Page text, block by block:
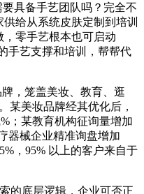
具备手艺团队吗？完全不
给从系统皮肤定制到培训
零手艺根本也可启动
手艺支撑和培训，帮帮代
，笼盖美妆、教育、逛
某美妆品牌经其优化后，
；某教育机构征询量增加
器械企业精准询盘增加
，95% 以上的客户来自于
底层逻辑，企业可否正